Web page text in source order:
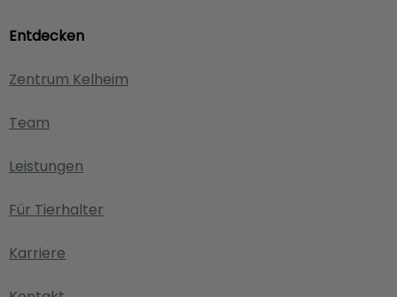
Entdecken
Zentrum Kelheim
Team
Leistungen
Für Tierhalter
Karriere